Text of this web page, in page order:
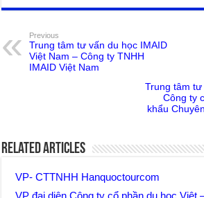
Previous
Trung tâm tư vấn du học IMAID
Việt Nam – Công ty TNHH
IMAID Việt Nam
Trung tâm
Công ty
khẩu
Related Articles
VP- CTTNHH Hanquoctourcom
VP đại diện Công ty cổ phần du học Việt